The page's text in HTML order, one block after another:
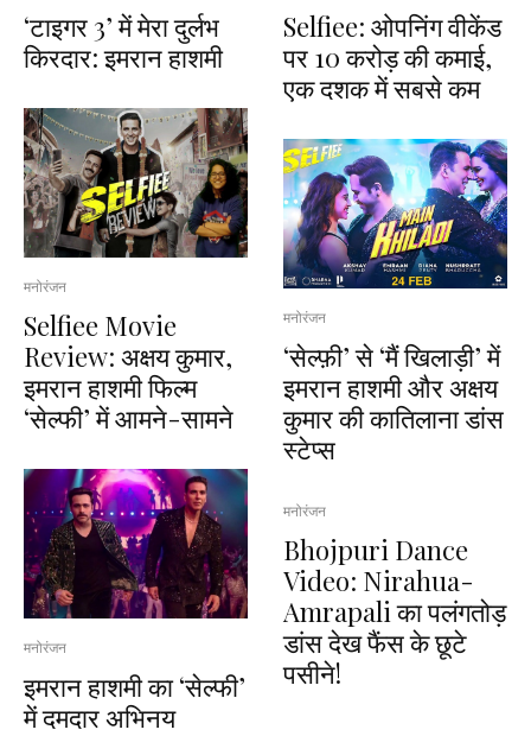
‘टाइगर 3’ में मेरा दुर्लभ
किरदार: इमरान हाशमी
मनोरंजन
Selfiee Movie
Review: अक्षय कुमार,
इमरान हाशमी फिल्म
‘सेल्फी’ में आमने-सामने
मनोरंजन
इमरान हाशमी का ‘सेल्फी’
में दमदार अभिनय
Selfiee: ओपनिंग वीकेंड
पर 10 करोड़ की कमाई,
एक दशक में सबसे कम
मनोरंजन
‘सेल्फ़ी’ से ‘मैं खिलाड़ी’ में
इमरान हाशमी और अक्षय
कुमार की कातिलाना डांस
स्टेप्स
मनोरंजन
Bhojpuri Dance
Video: Nirahua-
Amrapali का पलंगतोड़
डांस देख फैंस के छूटे
पसीने!